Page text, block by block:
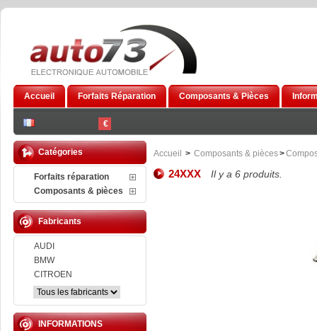
€
Accueil Forfaits Réparation Composants & Pièces
Catégories
Forfaits réparation
Composants & pièces
Fabricants
AUDI
BMW
CITROEN
INFORMATIONS
Accueil > Composants & pièces>
24XXX Il y a 6 produits.